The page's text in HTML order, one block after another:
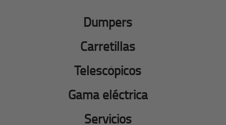
Dumpers
Carretillas
Telescópicos
Gama eléctrica
Servicios